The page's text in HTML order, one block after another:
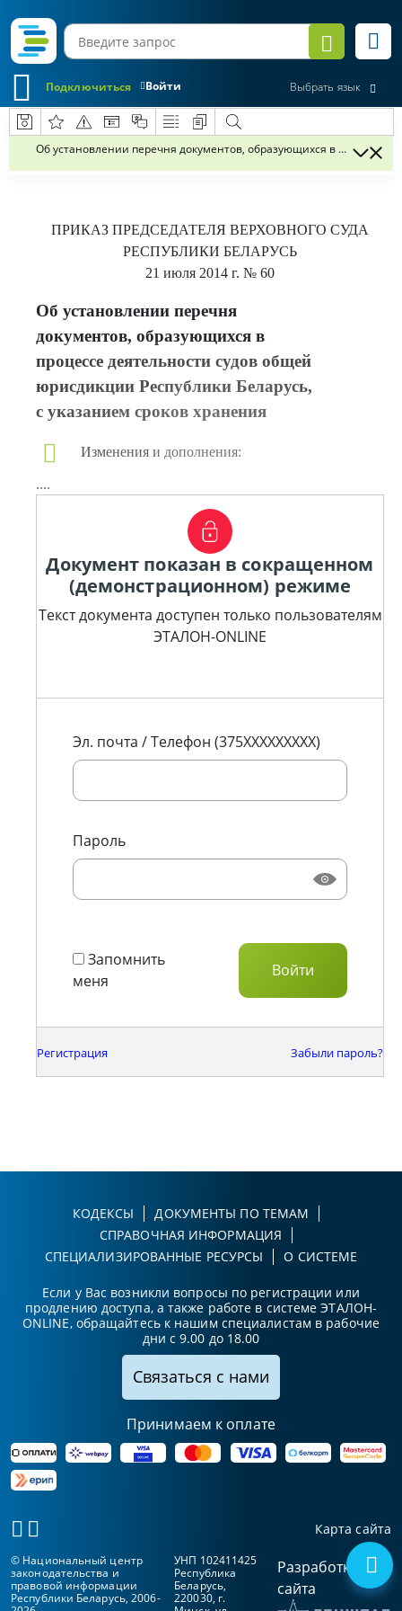
Войти
Подключиться Выбрать язык
Об установлении перечня документов, образующихся в процессе
ПРИКАЗ ПРЕДСЕДАТЕЛЯ ВЕРХОВНОГО СУДА
РЕСПУБЛИКИ БЕЛАРУСЬ
21 июля 2014 г. № 60
Об установлении перечня
документов, образующихся в
процессе деятельности судов общей
юрисдикции Республики Беларусь,
с указанием сроков хранения
Изменения и дополнения:
....
Документ показан в сокращенном
(демонстрационном) режиме
Текст документа доступен только пользователям
ЭТАЛОН-ONLINE
Эл. почта / Телефон (375XXXXXXXXX)
Пароль
Запомнить
меня
Регистрация Забыли пароль?
КОДЕКСЫ
ДОКУМЕНТЫ ПО ТЕМАМ
СПРАВОЧНАЯ ИНФОРМАЦИЯ
СПЕЦИАЛИЗИРОВАННЫЕ РЕСУРСЫ
О СИСТЕМЕ
Если у Вас возникли вопросы по регистрации или
продлению доступа, а также работе в системе ЭТАЛОН-
ONLINE, обращайтесь к нашим специалистам в рабочие
дни с 9.00 до 18.00
Связаться с нами
Принимаем к оплате
Карта сайта
© Национальный центр
законодательства и
правовой информации
Республики Беларусь, 2006-
УНП 102411425
Республика
Беларусь,
220030, г.
Разработка
сайта